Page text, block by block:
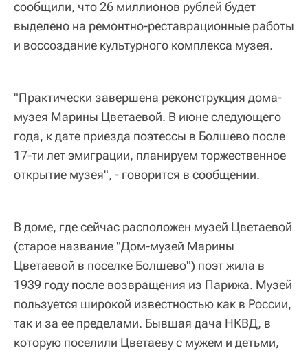
сообщили, что 26 миллионов рублей будет
выделено на ремонтно-реставрационные работы
и воссоздание культурного комплекса музея.
"Практически завершена реконструкция дома-
музея Марины Цветаевой. В июне следующего
года, к дате приезда поэтессы в Болшево после
17-ти лет эмиграции, планируем торжественное
открытие музея", - говорится в сообщении.
В доме, где сейчас расположен музей Цветаевой
(старое название "Дом-музей Марины
Цветаевой в поселке Болшево") поэт жила в
1939 году после возвращения из Парижа. Музей
пользуется широкой известностью как в России,
так и за ее пределами. Бывшая дача НКВД, в
которую поселили Цветаеву с мужем и детьми,